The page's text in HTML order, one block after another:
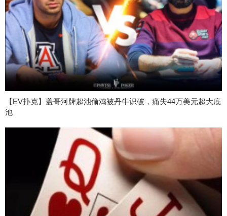
【EV扑克】盖哥河牌超池偷鸡被丹牛识破，痛失44万美元超大底
池